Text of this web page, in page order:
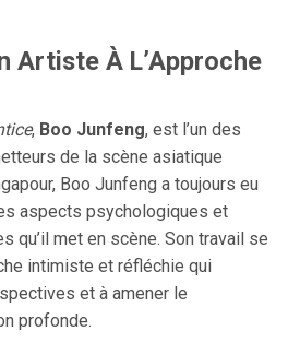
Artiste À L’Approche
, Boo Junfeng, est l’un des
de la scène asiatique
Boo Junfeng a toujours eu
aspects psychologiques et
qu’il met en scène. Son travail se
intimiste et réfléchie qui
et à amener le
profonde.